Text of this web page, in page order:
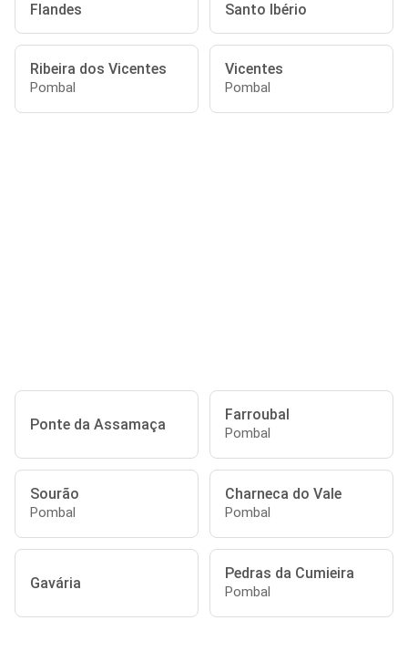
Flandes Santo Ibério
Ribeira dos Vicentes
Pombal
Vicentes
Pombal
Ponte da Assamaça
Farroubal
Pombal
Sourão
Pombal
Charneca do Vale
Pombal
Gavária
Pedras da Cumieira
Pombal